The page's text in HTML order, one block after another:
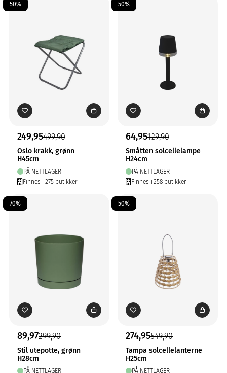
50%
249,95499,90
Oslo krakk, grønn
H45cm
PÅ NETTLAGER
Finnes i 275 butikker
50%
64,95129,90
Småtten solcellelampe
H24cm
PÅ NETTLAGER
Finnes i 258 butikker
70%
89,97299,90
Stil utepotte, grønn
H28cm
PÅ NETTLAGER
50%
274,95549,90
Tampa solcellelanterne
H25cm
PÅ NETTLAGER